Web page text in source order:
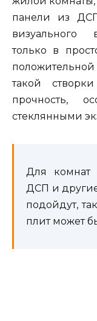
панели из
визуального
только в
такой
прочность,
стеклянными
Для комнат
ДСП и
подойдут,
плит может